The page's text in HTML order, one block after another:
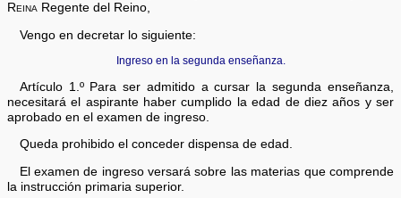
Reina Regente del Reino,
Vengo en decretar lo siguiente:
Ingreso en la segunda enseñanza.
Artículo 1.º Para ser admitido a cursar la segunda enseñanza,
necesitará el aspirante haber cumplido la edad de diez años y ser
aprobado en el examen de ingreso.
Queda prohibido el conceder dispensa de edad.
El examen de ingreso versará sobre las materias que comprende
la instrucción primaria superior.